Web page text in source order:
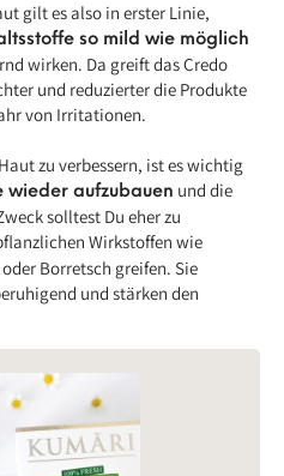
gilt es also in erster Linie,
so mild wie möglich
wirken. Da greift das Credo
und reduzierter die Produkte
von Irritationen.
zu verbessern, ist es wichtig
aufzubauen und die
solltest Du eher zu
Wirkstoffen wie
Borretsch greifen. Sie
und stärken den